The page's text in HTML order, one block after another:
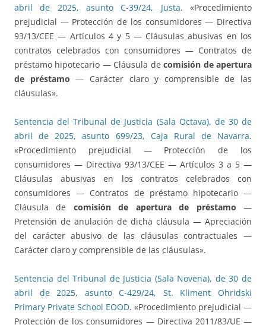
abril de 2025, asunto C-39/24, Justa. «Procedimiento
prejudicial — Protección de los consumidores — Directiva
93/13/CEE — Artículos 4 y 5 — Cláusulas abusivas en los
contratos celebrados con consumidores — Contratos de
préstamo hipotecario — Cláusula decomisión de apertura
de préstamo — Carácter claro y comprensible de las
cláusulas».
Sentencia del Tribunal de Justicia (Sala Octava), de 30 de
abril de 2025, asunto 699/23, Caja Rural de Navarra.
«Procedimiento prejudicial — Protección de los
consumidores — Directiva 93/13/CEE — Artículos 3 a 5 —
Cláusulas abusivas en los contratos celebrados con
consumidores — Contratos de préstamo hipotecario —
Cláusula de comisión de apertura de préstamo —
Pretensión de anulación de dicha cláusula — Apreciación
del carácter abusivo de las cláusulas contractuales —
Carácter claro y comprensible de las cláusulas».
Sentencia del Tribunal de Justicia (Sala Novena), de 30 de
abril de 2025, asunto C-429/24, St. Kliment Ohridski
Primary Private School EOOD. «Procedimiento prejudicial —
Protección de los consumidores — Directiva 2011/83/UE —